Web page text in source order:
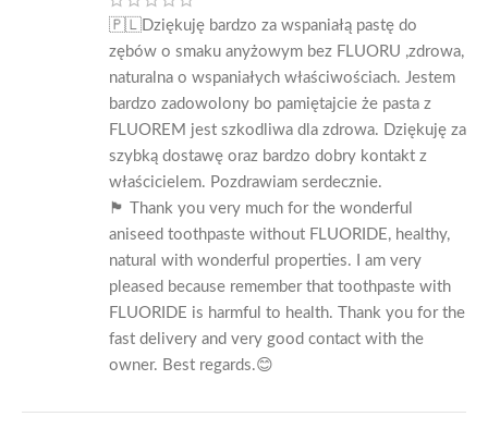
🇵🇱Dziękuję bardzo za wspaniałą pastę do
zębów o smaku anyżowym bez FLUORU ,zdrowa,
naturalna o wspaniałych właściwościach. Jestem
bardzo zadowolony bo pamiętajcie że pasta z
FLUOREM jest szkodliwa dla zdrowa. Dziękuję za
szybką dostawę oraz bardzo dobry kontakt z
właścicielem. Pozdrawiam serdecznie.
🏴󠁧󠁢󠁳󠁣󠁴󠁿 Thank you very much for the wonderful
aniseed toothpaste without FLUORIDE, healthy,
natural with wonderful properties. I am very
pleased because remember that toothpaste with
FLUORIDE is harmful to health. Thank you for the
fast delivery and very good contact with the
owner. Best regards.😊